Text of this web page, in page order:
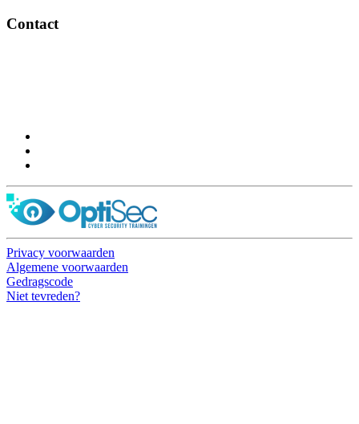
Contact
Privacy voorwaarden
Algemene voorwaarden
Gedragscode
Niet tevreden?